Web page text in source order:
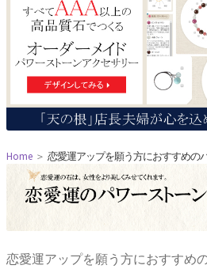
リング
運勢
誕生石で選ぶ
色で
干支石で選ぶ
星座
石の名前で選ぶ
パワ
Home ＞ 恋愛運アップを願う方におすすめの
恋愛運アップを願う方におすすめ